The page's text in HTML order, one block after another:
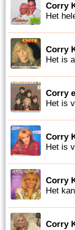
Corry
Het
Corry
Het is
Corry
Het is
Corry
Het is
Corry
Het
Corry